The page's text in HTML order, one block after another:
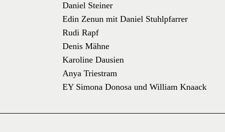
Daniel Steiner
Edin Zenun mit Daniel Stuhlpfarrer
Rudi Rapf
Denis Mähne
Karoline Dausien
Anya Triestram
EY Simona Donosa und William Knaack